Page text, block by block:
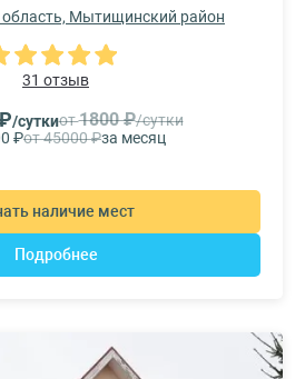
Мытищинский район
31 отзыв
/суткиот1800 ₽/сутки
₽от 45000 ₽за месяц
наличие мест
Подробнее